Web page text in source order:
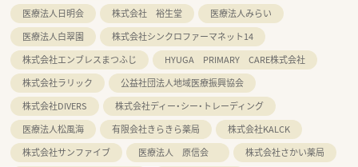
医療法人日明会
株式会社 裕生堂
医療法人みらい
医療法人白翠園
株式会社シンクロファーマネット14
株式会社エンブレスまつふじ
HYUGA PRIMARY CARE株式会社
株式会社ラリック
公益社団法人地域医療振興協会
株式会社DIVERS
株式会社ディー・シー・トレーディング
医療法人松風海
有限会社きらきら薬局
株式会社KALCK
株式会社サンファイブ
医療法人 原信会
株式会社さかい薬局